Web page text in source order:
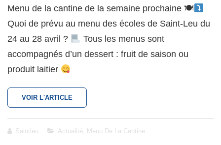
Menu de la cantine de la semaine prochaine 🍽
Quoi de prévu au menu des écoles de Saint-Leu du
24 au 28 avril ?
Tous les menus sont
accompagnés d’un dessert : fruit de saison ou
produit laitier
VOIR L'ARTICLE
SCOLAIRE
DU
Saintleu
Cat
Actualité, Menu De La Cantine